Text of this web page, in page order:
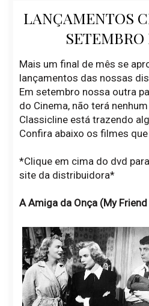
LANÇAMENTOS
SETEMBRO
Mais um final de mês se
lançamentos das nossas
Em setembro nossa outra
do Cinema, não terá
Classicline está trazendo
Confira abaixo os filmes
*Clique em cima do dvd
site da distribuidora*
A Amiga da Onça (My